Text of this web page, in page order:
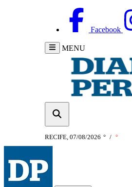
Facebook
MENU
RECIFE, 07/08/2026 ° / °